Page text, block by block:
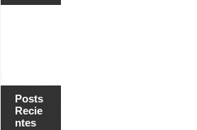
Posts
Recie
ntes